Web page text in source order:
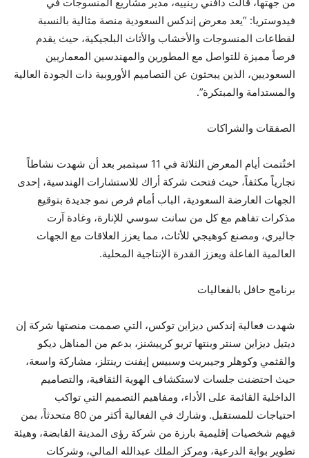
فيدوستريا: “يعد معرض إندكس السعودية منصة مثالية بالنسبة
لقطاعات المنسوجات والأخشاب والأثاث البلجيكية، حيث يقدم
فرصاً مميزة للتواصل مع المطورين والمهندسين المعماريين
السعوديين، الذين يبحثون عن التصاميم الأوروبية ذات الجودة العالية
والمستدامة والمبتكرة”.
الصفقات والشراكات
اختُتمت أيام المعرض الثلاثة في 11 سبتمبر بعد أن شهدت نشاطاً
تجارياً مكثفاً، حيث فتحت شركة أراك للاستشارات الهندسية، إحدى
الجهات العارضة السعودية، الباب أمام فرص نمو جديدة بتوقيع
مذكرات تفاهم مع كل من سانت سوسي للإنارة، وغادة آرت
جاليري، ومصنع كوهيجي للأثاث، مما يعزز العلاقات مع الجهات
العالمية الفاعلة ويعزز القدرة الإنتاجية المحلية.
برنامج حافل بالفعاليات
شهدت فعالية إندكس ديزاين توكس، التي صممت منصتها شركة إن
ديتيل ديزاين سنتر وبنتها تريو كرييشنز، بدعم من المناهل ديكو
والقثمي وكوهلر وجيبريت وسبيس إيفنت رينتلز، مشاركة واسعة،
حيث احتضنت جلسات لاستكشاف الهوية الثقافية، والتصاميم
الداخلية القائمة على الأداء، ومفاهيم التصميم التي تواكب
احتياجات للمستقبل. وشارك في الفعالية أكثر من 80 متحدثاً، بمن
فيهم شخصيات إقليمية بارزة من شركة رؤى المدينة القابضة، وهيئة
تطوير بوابة الدرعية، ومركز الملك عبدالله المالي، وشركات